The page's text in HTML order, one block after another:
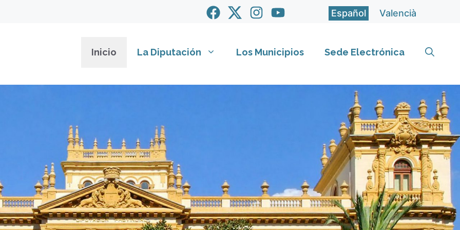
Español Valencià
Inicio La Diputación Los Municipios Sede Electrónica